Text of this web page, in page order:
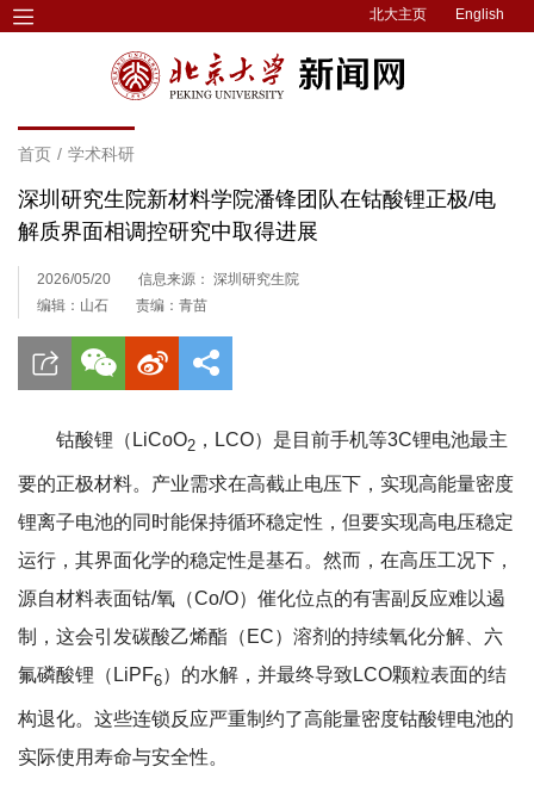
北大主页 English
首页 / 学术科研
深圳研究生院新材料学院潘锋团队在钴酸锂正极/电
解质界面相调控研究中取得进展
2026/05/20
信息来源： 深圳研究生院
编辑：山石
责编：青苗
钴酸锂（LiCoO2 ，LCO）是目前手机等3C锂电池最主
要的正极材料。产业需求在高截止电压下，实现高能量密度
锂离子电池的同时能保持循环稳定性，但要实现高电压稳定
运行，其界面化学的稳定性是基石。然而，在高压工况下，
源自材料表面钴/氧（Co/O）催化位点的有害副反应难以遏
制，这会引发碳酸乙烯酯（EC）溶剂的持续氧化分解、六
氟磷酸锂（LiPF6）的水解，并最终导致LCO颗粒表面的结
构退化。这些连锁反应严重制约了高能量密度钴酸锂电池的
实际使用寿命与安全性。